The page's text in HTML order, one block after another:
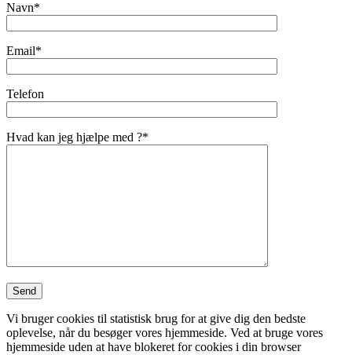
Navn*
Email*
Telefon
Hvad kan jeg hjælpe med ?*
Vi bruger cookies til statistisk brug for at give dig den bedste
oplevelse, når du besøger vores hjemmeside. Ved at bruge vores
hjemmeside uden at have blokeret for cookies i din browser